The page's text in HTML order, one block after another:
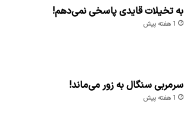
به تخیلات قایدی پاسخی نمی‌دهم!
1 هفته پیش
سرمربی سنگال به زور می‌ماند!
1 هفته پیش